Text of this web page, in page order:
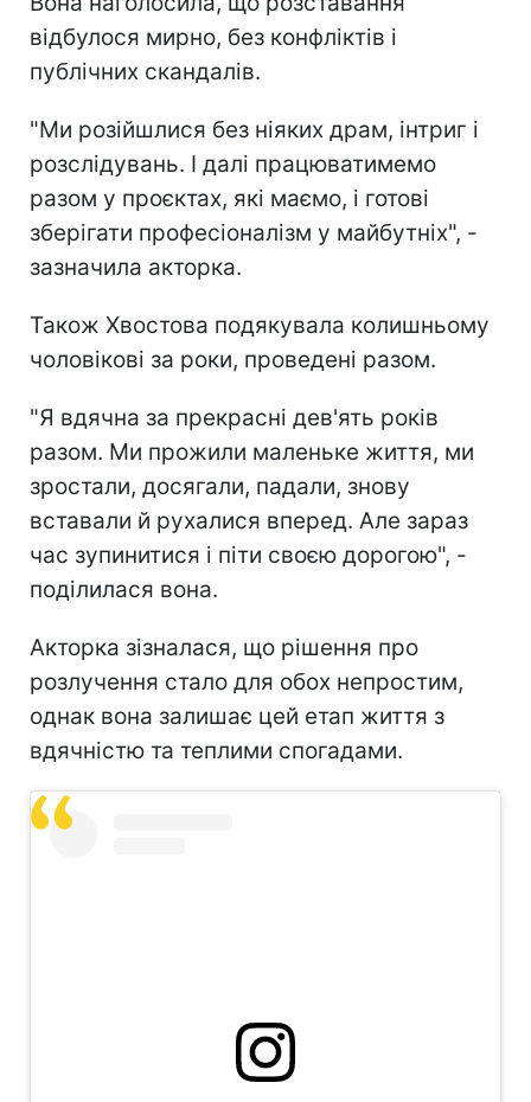
відбулося мирно, без конфліктів і
публічних скандалів.
"Ми розійшлися без ніяких драм, інтриг і
розслідувань. І далі працюватимемо
разом у проєктах, які маємо, і готові
зберігати професіоналізм у майбутніх", -
зазначила акторка.
Також Хвостова подякувала колишньому
чоловікові за роки, проведені разом.
"Я вдячна за прекрасні дев'ять років
разом. Ми прожили маленьке життя, ми
зростали, досягали, падали, знову
вставали й рухалися вперед. Але зараз
час зупинитися і піти своєю дорогою", -
поділилася вона.
Акторка зізналася, що рішення про
розлучення стало для обох непростим,
однак вона залишає цей етап життя з
вдячністю та теплими спогадами.